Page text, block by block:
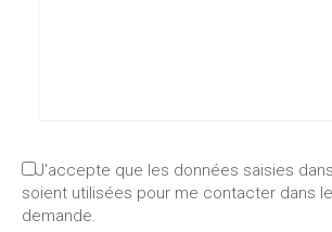
J'accepte que les données saisies
soient utilisées pour me contacter dans
demande.